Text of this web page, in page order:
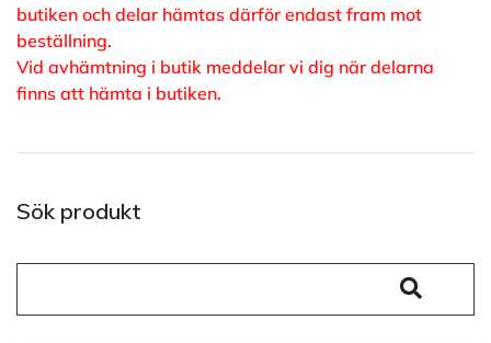
butiken och delar hämtas därför endast fram mot
beställning.
Vid avhämtning i butik meddelar vi dig när delarna
finns att hämta i butiken.
Sök produkt